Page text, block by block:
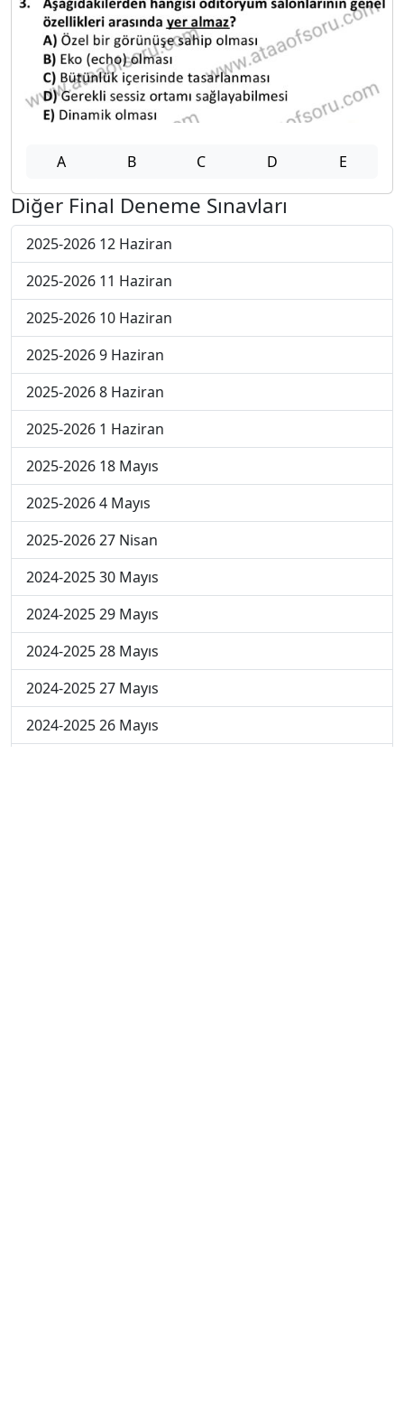
A B C D E
Diğer Final Deneme Sınavları
2025-2026 12 Haziran
2025-2026 11 Haziran
2025-2026 10 Haziran
2025-2026 9 Haziran
2025-2026 8 Haziran
2025-2026 1 Haziran
2025-2026 18 Mayıs
2025-2026 4 Mayıs
2025-2026 27 Nisan
2024-2025 30 Mayıs
2024-2025 29 Mayıs
2024-2025 28 Mayıs
2024-2025 27 Mayıs
2024-2025 26 Mayıs